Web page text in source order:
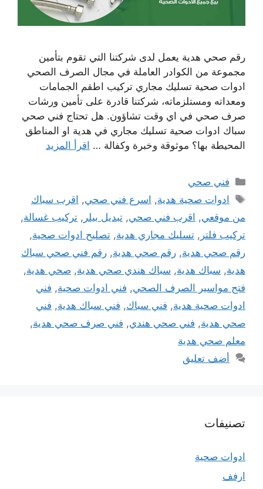
رقم صحي هدية يعمل لدى شركتنا التي تقوم بتأمين
مجموعة من الكوادر العاملة في مجال الصرف الصحي
ادوات صحية تسليك مجاري تركيب اطقم الجمامات
ومعداته ومستلزماته، شركتنا قادرة على تأمين ورشات
صرف صحي في اي وقت تشاؤون. هل تحتاج فني صحي
سباك ادوات صحية تسليك مجاري في هدية او المناطق
المحيطة بها؟ موثوقة وخبرة وكفالة … اقرأ المزيد
التصنيفات
فني صحي
الوسوم
ادوات صحية هدية, اسرع فني صحي, اقرب سباك
من موقعي, اقرب فني صحي, تبديل بيلر , تركيب غسالة,
تركيب فلتر , تسليك مجاري هدية, تصليح ادوات صحية,
رقم صحي هدية, رقم صحي هدية, رقم فني صحي سباك
هدية, سباك هدية, سباك هندي صحي هدية, صحي هدية,
فتح مواسير الصرف الصحي, فني ادوات صحية, فني
ادوات صحية هدية, فني سباك, فني سباك هدية, فني
صحي هدية, فني صحي هندي, فني صرف صحي هدية,
معلم صحي هدية
أضف تعليق
تصنيفات
ادوات صحية
ارفف